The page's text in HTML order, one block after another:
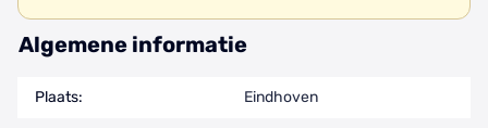
Algemene informatie
Plaats: Eindhoven